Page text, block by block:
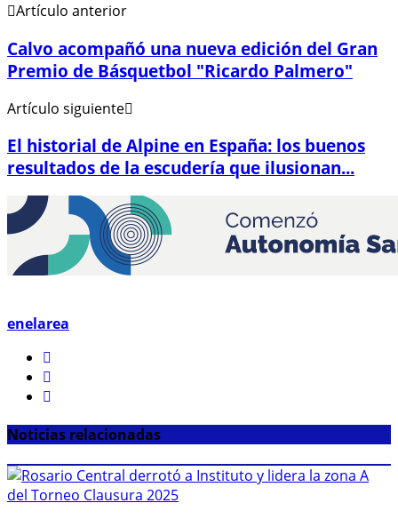
Artículo anterior
Calvo acompañó una nueva edición del Gran
Premio de Básquetbol "Ricardo Palmero"
Artículo siguiente
El historial de Alpine en España: los buenos
resultados de la escudería que ilusionan...
enelarea
Noticias relacionadas